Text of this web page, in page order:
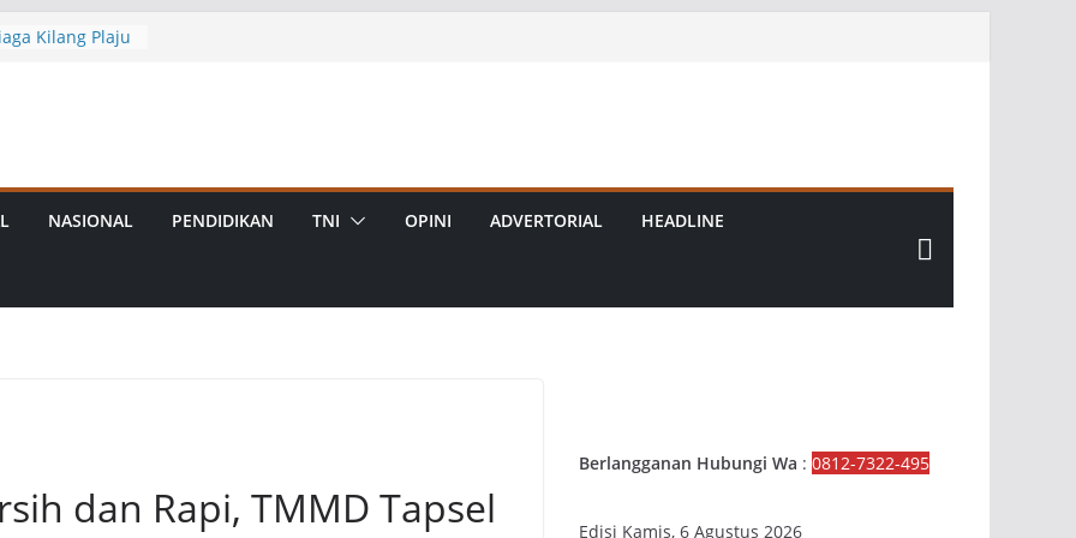
Kilang Plaju
Basis PAN
NASIONAL PENDIDIKAN TNI OPINI ADVERTORIAL HEADLINE
dan Rapi, TMMD Tapsel
Berlangganan Hubungi Wa : 0812-7322-495
Edisi Kamis, 6 Agustus 2026